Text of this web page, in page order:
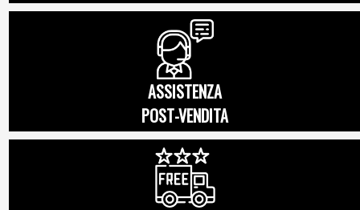
ASSISTENZA
POST-VENDITA